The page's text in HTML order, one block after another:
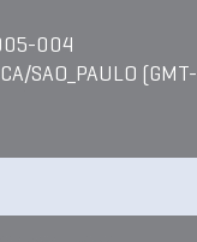
004
SAO_PAULO (GMT-